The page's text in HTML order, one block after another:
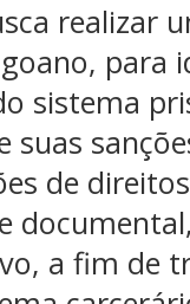
realizar
para
sistema
suas
de
a fim de